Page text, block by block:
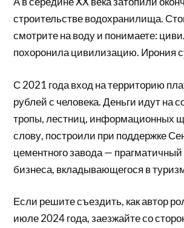
строительстве водохранилища.
смотрите на воду и понимаете:
похоронила цивилизацию. Ирония
С 2021 года вход на территорию
рублей с человека. Деньги идут на
тропы, лестниц, информационных
слову, построили при поддержке
цементного завода —
бизнеса, вкладывающегося в
Если решите съездить, как автор
июле 2024 года, заезжайте со